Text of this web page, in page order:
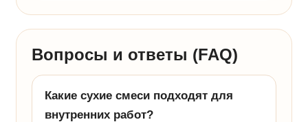
Вопросы и ответы (FAQ)
Какие сухие смеси подходят для
внутренних работ?